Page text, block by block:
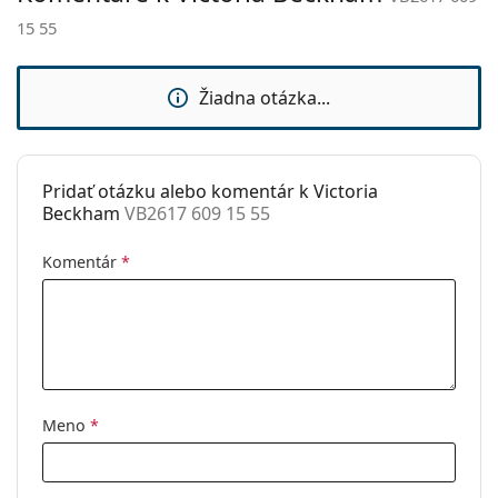
Áno
Čistiaca
Áno
Ostatné
Typ:
Dámske
Kategória:
15 55
Žiadna otázka...
Pridať otázku alebo komentár k Victoria
Beckham VB2617 609 15 55
Komentár *
Meno *